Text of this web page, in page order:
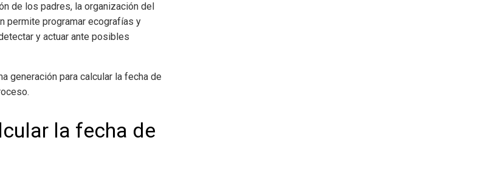
de los padres, la organización del
permite programar ecografías y
y actuar ante posibles
generación para calcular la fecha de
la fecha de